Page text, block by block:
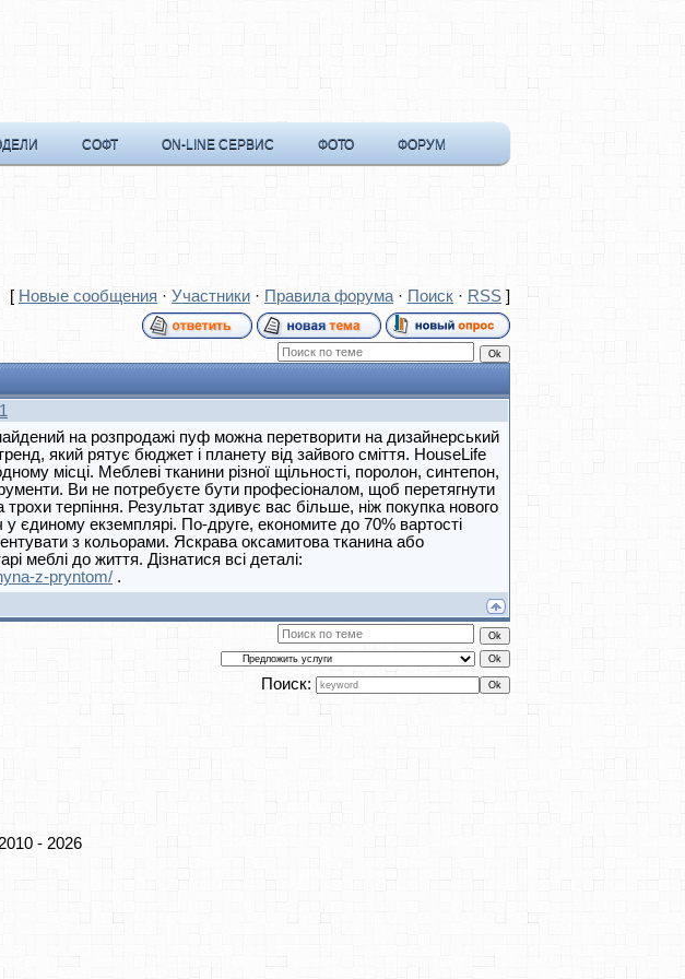
СОФТ ON-LINE СЕРВИС ФОТО ФОРУМ
[ Новые сообщения · Участники · Правила форума · Поиск · RSS]
1
на розпродажі пуф можна перетворити на дизайнерський
який рятує бюджет і планету від зайвого сміття. HouseLife
місці. Меблеві тканини різної щільності, поролон, синтепон,
Ви не потребуєте бути професіоналом, щоб перетягнути
терпіння. Результат здивує вас більше, ніж покупка нового
єдиному екземплярі. По-друге, економите до 70% вартості
з кольорами. Яскрава оксамитова тканина або
меблі до життя. Дізнатися всі деталі:
z-pryntom/ .
Поиск:
- 2026